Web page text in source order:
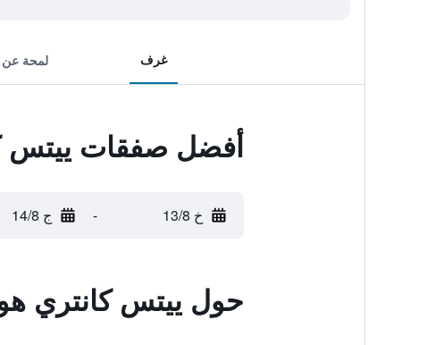
غرف لمحة عن
أفضل صفقات ييتس
خ 13/8 - ج 14/8
حول ييتس كانتري